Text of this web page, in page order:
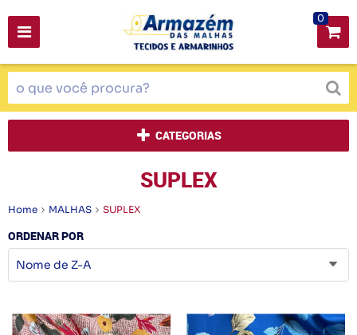
0
CATEGORIAS
SUPLEX
Home MALHAS SUPLEX
ORDENAR POR
Nome de Z-A